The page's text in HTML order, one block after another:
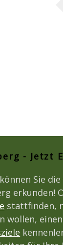
- Jetzt
Sie
erkunden!
stattfinden,
wollen, einen